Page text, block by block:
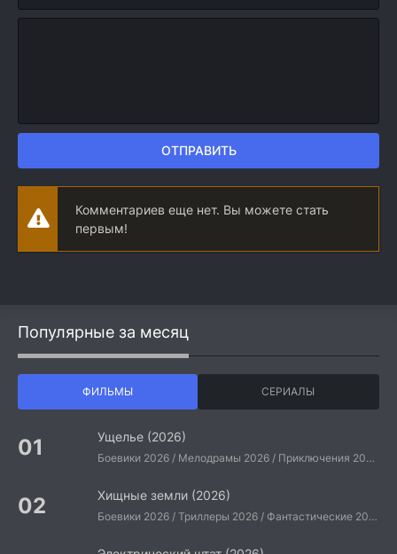
ОТПРАВИТЬ
Комментариев еще нет. Вы можете стать
первым!
Популярные за месяц
ФИЛЬМЫ СЕРИАЛЫ
Ущелье (2026)
Боевики 2026 / Мелодрамы 2026 / Приключения 2026 / Ужасы 2026 / Фантастические 2026 / Зарубежные фильмы 2026 / Американские фильмы / Фильмы 2026
Хищные земли (2026)
Боевики 2026 / Триллеры 2026 / Фантастические 2026 / Зарубежные фильмы 2026 / Американские фильмы / Фильмы 2026